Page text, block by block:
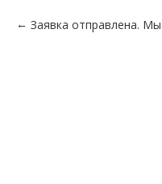
Заявка отправлена.